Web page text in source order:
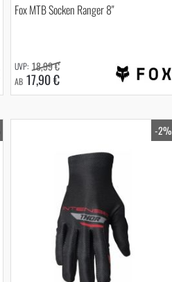
Fox MTB Socken Ranger 8"
AB 17,90 €
18,99 €
-2%